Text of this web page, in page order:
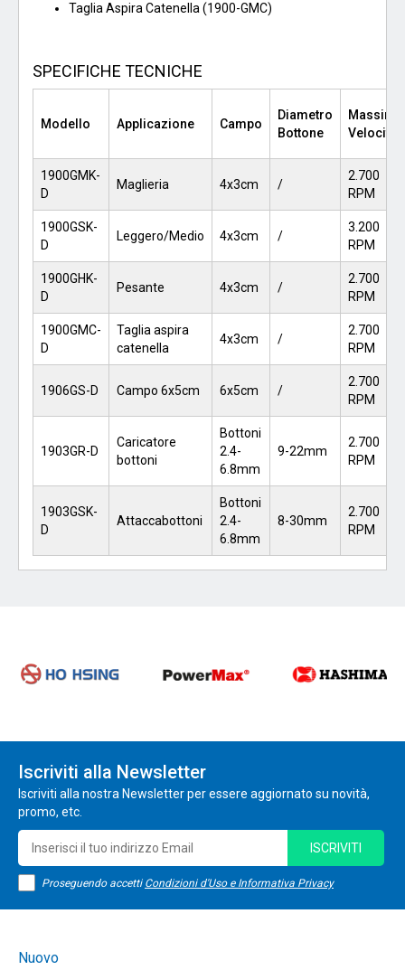
Taglia Aspira Catenella (1900-GMC)
SPECIFICHE TECNICHE
Modello Applicazione Campo
Diametro
Bottone
Massima
Velocità
1900GMK-
D
Maglieria 4x3cm /
2.700
RPM
1900GSK-
D
Leggero/Medio 4x3cm /
3.200
RPM
1900GHK-
D
Pesante 4x3cm /
2.700
RPM
1900GMC-
D
Taglia aspira
catenella
4x3cm /
2.700
RPM
1906GS-D Campo 6x5cm 6x5cm /
2.700
RPM
1903GR-D
Caricatore
bottoni
Bottoni
2.4-
6.8mm
9-22mm
2.700
RPM
1903GSK-
D
Attaccabottoni
Bottoni
2.4-
6.8mm
8-30mm
2.700
RPM
Iscriviti alla Newsletter
Iscriviti alla nostra Newsletter per essere aggiornato su novità,
promo, etc.
Proseguendo accetti Condizioni d'Uso e Informativa Privacy
ISCRIVITI
Nuovo